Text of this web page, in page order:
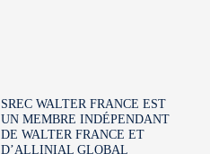
SREC WALTER FRANCE EST
UN MEMBRE INDÉPENDANT
DE WALTER FRANCE ET
D’ALLINIAL GLOBAL